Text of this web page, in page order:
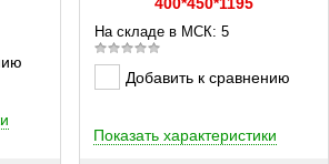
На складе в МСК: 5
Добавить к сравнению
Показать характеристики